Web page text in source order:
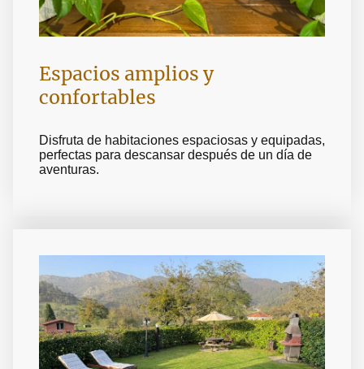
Espacios amplios y
confortables
Disfruta de habitaciones espaciosas y equipadas,
perfectas para descansar después de un día de
aventuras.